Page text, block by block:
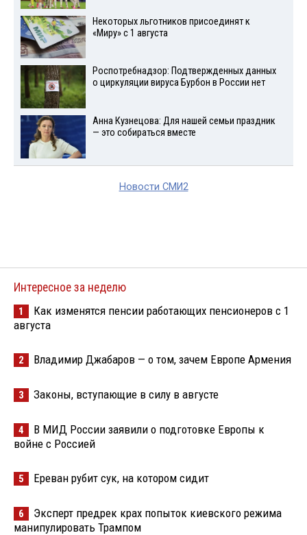
Некоторых льготников присоединят к
«Миру» с 1 августа
Роспотребнадзор: Подтвержденных данных
о циркуляции вируса Бурбон в России нет
Анна Кузнецова: Для нашей семьи праздник
— это собираться вместе
Новости СМИ2
Интересное за неделю
1
Как изменятся пенсии работающих пенсионеров с 1
августа
2 Владимир Джабаров — о том, зачем Европе Армения
3 Законы, вступающие в силу в августе
4
В МИД России заявили о подготовке Европы к
войне с Россией
5 Ереван рубит сук, на котором сидит
6
Эксперт предрек крах попыток киевского режима
манипулировать Трампом